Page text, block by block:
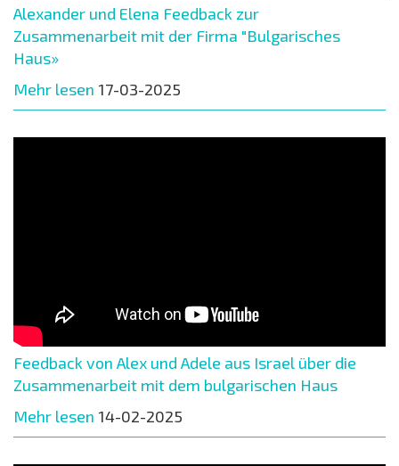
Alexander und Elena Feedback zur
Zusammenarbeit mit der Firma "Bulgarisches
Haus»
Mehr lesen 17-03-2025
Feedback von Alex und Adele aus Israel über die
Zusammenarbeit mit dem bulgarischen Haus
Mehr lesen 14-02-2025